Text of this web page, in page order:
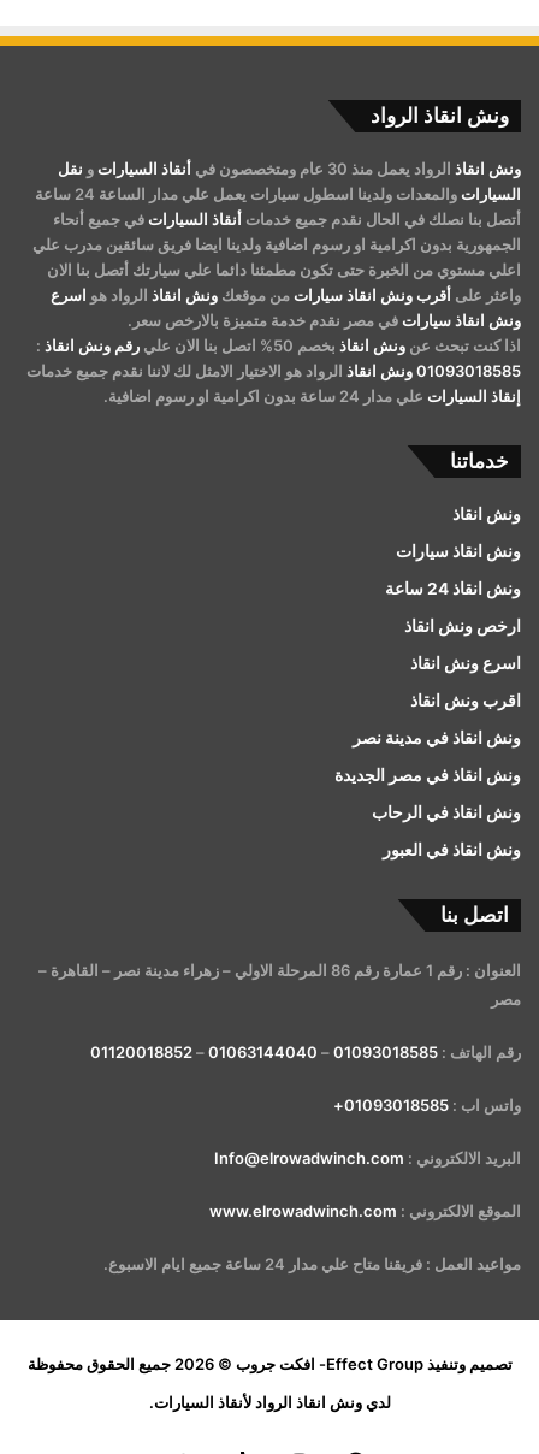
ونش انقاذ الرواد
ونش انقاذ الرواد يعمل منذ 30 عام ومتخصصون في أنقاذ السيارات و نقل
السيارات
والمعدات ولدينا اسطول سيارات يعمل علي مدار الساعة 24 ساعة
أتصل بنا نصلك في الحال نقدم جميع خدمات أنقاذ السيارات في جميع أنحاء
الجمهورية بدون اكرامية او رسوم اضافية ولدينا ايضا فريق سائقين مدرب علي
اعلي مستوي من الخبرة حتى تكون مطمئنا دائما علي سيارتك أتصل بنا الان
واعثر على أقرب ونش انقاذ سيارات من موقعك ونش انقاذ الرواد هو اسرع
ونش انقاذ سيارات في مصر نقدم خدمة متميزة بالارخص سعر.
اذا كنت تبحث عن ونش انقاذ بخصم 50% اتصل بنا الان علي رقم ونش انقاذ :
01093018585ونش انقاذ الرواد هو الاختيار الامثل لك لاننا نقدم جميع خدمات
إنقاذ السيارات علي مدار 24 ساعة بدون اكرامية او رسوم اضافية.
خدماتنا
ونش انقاذ
ونش انقاذ سيارات
ونش انقاذ 24 ساعة
ارخص ونش انقاذ
اسرع ونش انقاذ
اقرب ونش انقاذ
ونش انقاذ في مدينة نصر
ونش انقاذ في مصر الجديدة
ونش انقاذ في الرحاب
ونش انقاذ في العبور
اتصل بنا
العنوان : رقم 1 عمارة رقم 86 المرحلة الاولي – زهراء مدينة نصر – القاهرة –
مصر
رقم الهاتف : 01093018585
–
01063144040
–
01120018852
واتس اب : 01093018585+
البريد الالكتروني : Info@elrowadwinch.com
الموقع الالكتروني : www.elrowadwinch.com
مواعيد العمل : فريقنا متاح علي مدار 24 ساعة جميع ايام الاسبوع.
تصميم وتنفيذEffect Group- افكت جروب
© 2026 جميع الحقوق محفوظة
لديونش انقاذ الرواد لأنقاذ السيارات.